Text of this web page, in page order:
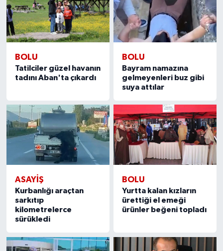
BOLU
Tatilciler güzel havanın
tadını Aban'ta çıkardı
BOLU
Bayram namazına
gelmeyenleri buz gibi
suya attılar
ASAYIŞ
Kurbanlığı araçtan
sarkıtıp
kilometrelerce
sürükledi
BOLU
Yurtta kalan kızların
ürettiği el emeği
ürünler beğeni topladı